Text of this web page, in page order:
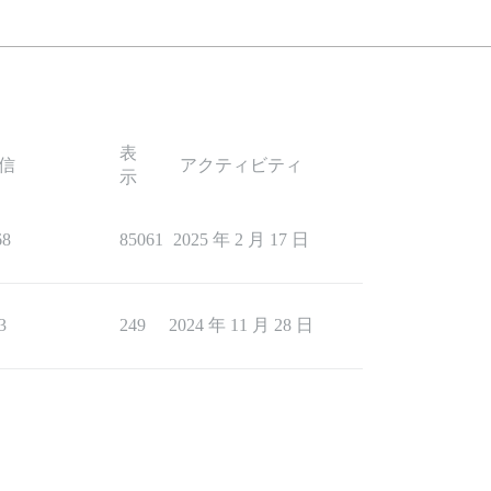
表
示
アクティビティ
85061 2025 年 2 月 17 日
249 2024 年 11 月 28 日